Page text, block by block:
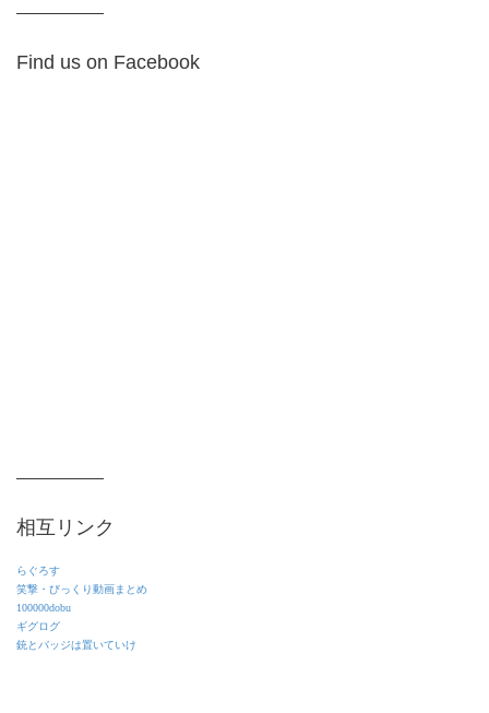
Find us on Facebook
相互リンク
らぐろす
笑撃・びっくり動画まとめ
100000dobu
ギグログ
銃とバッジは置いていけ